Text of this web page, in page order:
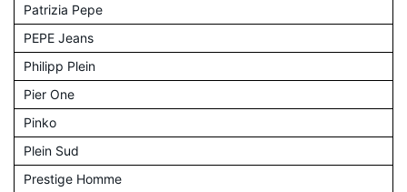
Patrizia Pepe
PEPE Jeans
Philipp Plein
Pier One
Pinko
Plein Sud
Prestige Homme